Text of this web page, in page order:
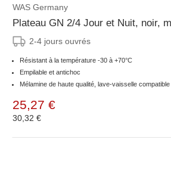
WAS Germany
Plateau GN 2/4 Jour et Nuit, noir,
2-4 jours ouvrés
Résistant à la température -30 à +70°C
Empilable et antichoc
Mélamine de haute qualité, lave-vaisselle compatible
25,27 €
30,32 €